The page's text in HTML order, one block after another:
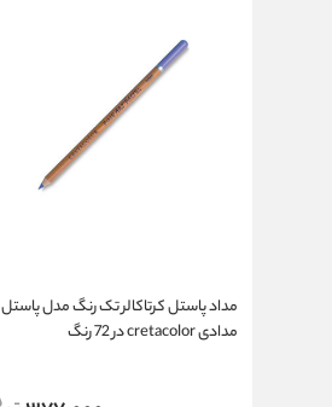
مداد پاستل کرتاکالر تک رنگ مدل پاستل
مدادی cretacolor در 72 رنگ